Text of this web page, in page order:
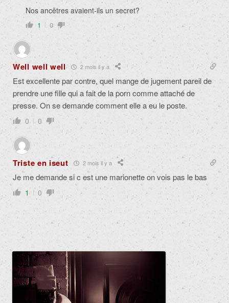
Nos ancêtres avaient-ils un secret?
1 0
Well well well 2 mois il y a
Est excellente par contre, quel mange de jugement pareil de
prendre une fille qui a fait de la porn comme attaché de
presse. On se demande comment elle a eu le poste.
0 0
Triste en iseut 2 mois il y a
Je me demande si c est une marionette on vois pas le bas
1 0